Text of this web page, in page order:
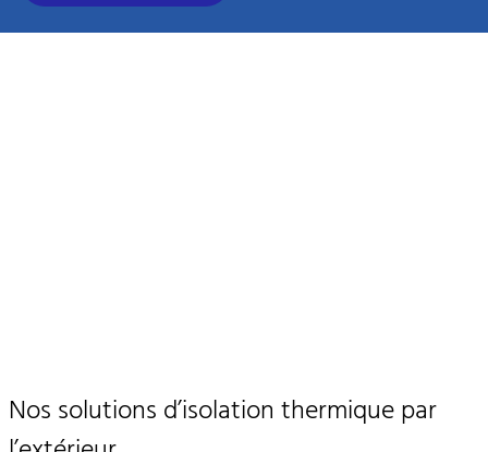
Nos solutions d’isolation thermique par